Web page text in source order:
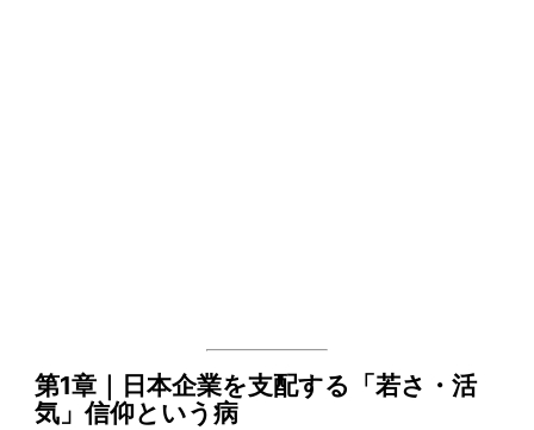
第1章｜日本企業を支配する「若さ・活
気」信仰という病